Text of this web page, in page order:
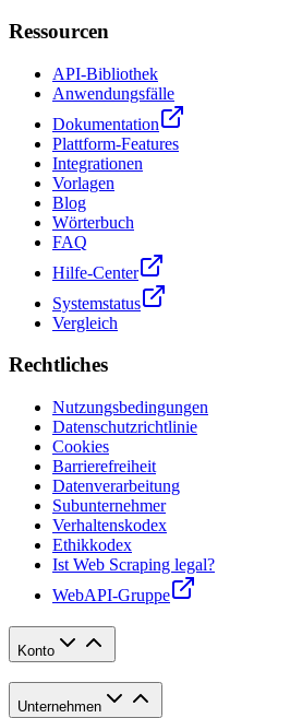
Ressourcen
API-Bibliothek
Anwendungsfälle
Dokumentation
Plattform-Features
Integrationen
Vorlagen
Blog
Wörterbuch
FAQ
Hilfe-Center
Systemstatus
Vergleich
Rechtliches
Nutzungsbedingungen
Datenschutzrichtlinie
Cookies
Barrierefreiheit
Datenverarbeitung
Subunternehmer
Verhaltenskodex
Ethikkodex
Ist Web Scraping legal?
WebAPI-Gruppe
Konto
Unternehmen